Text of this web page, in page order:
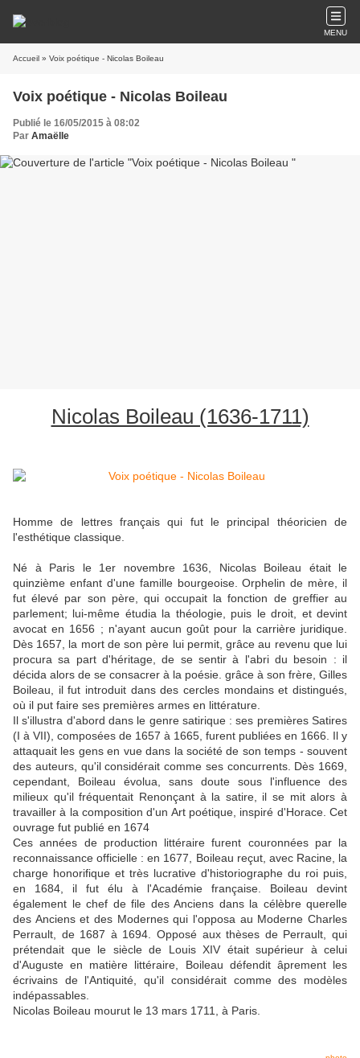
MENU
Accueil » Voix poétique - Nicolas Boileau
Voix poétique - Nicolas Boileau
Publié le 16/05/2015 à 08:02
Par Amaëlle
Nicolas Boileau (1636-1711)
Homme de lettres français qui fut le principal théoricien de
l'esthétique classique.
Né à Paris le 1er novembre 1636, Nicolas Boileau était le
quinzième enfant d'une famille bourgeoise. Orphelin de mère, il
fut élevé par son père, qui occupait la fonction de greffier au
parlement; lui-même étudia la théologie, puis le droit, et devint
avocat en 1656 ; n'ayant aucun goût pour la carrière juridique.
Dès 1657, la mort de son père lui permit, grâce au revenu que lui
procura sa part d'héritage, de se sentir à l'abri du besoin : il
décida alors de se consacrer à la poésie. grâce à son frère, Gilles
Boileau, il fut introduit dans des cercles mondains et distingués,
où il put faire ses premières armes en littérature.
Il s'illustra d'abord dans le genre satirique : ses premières Satires
(I à VII), composées de 1657 à 1665, furent publiées en 1666. Il y
attaquait les gens en vue dans la société de son temps - souvent
des auteurs, qu'il considérait comme ses concurrents. Dès 1669,
cependant, Boileau évolua, sans doute sous l'influence des
milieux qu'il fréquentait Renonçant à la satire, il se mit alors à
travailler à la composition d'un Art poétique, inspiré d'Horace. Cet
ouvrage fut publié en 1674
Ces années de production littéraire furent couronnées par la
reconnaissance officielle : en 1677, Boileau reçut, avec Racine, la
charge honorifique et très lucrative d'historiographe du roi puis,
en 1684, il fut élu à l'Académie française. Boileau devint
également le chef de file des Anciens dans la célèbre querelle
des Anciens et des Modernes qui l'opposa au Moderne Charles
Perrault, de 1687 à 1694. Opposé aux thèses de Perrault, qui
prétendait que le siècle de Louis XIV était supérieur à celui
d'Auguste en matière littéraire, Boileau défendit âprement les
écrivains de l'Antiquité, qu'il considérait comme des modèles
indépassables.
Nicolas Boileau mourut le 13 mars 1711, à Paris.